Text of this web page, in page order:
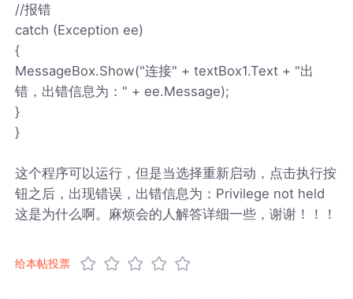
//报错
catch (Exception ee)
{
MessageBox.Show("连接" + textBox1.Text + "出
错，出错信息为：" + ee.Message);
}
}
这个程序可以运行，但是当选择重新启动，点击执行按
钮之后，出现错误，出错信息为：Privilege not held
这是为什么啊。麻烦会的人解答详细一些，谢谢！！！
给本帖投票